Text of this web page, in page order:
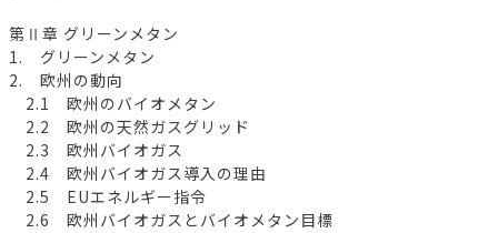
第Ⅱ章 グリーンメタン
1. グリーンメタン
2. 欧州の動向
2.1 欧州のバイオメタン
2.2 欧州の天然ガスグリッド
2.3 欧州バイオガス
2.4 欧州バイオガス導入の理由
2.5 EUエネルギー指令
2.6 欧州バイオガスとバイオメタン目標